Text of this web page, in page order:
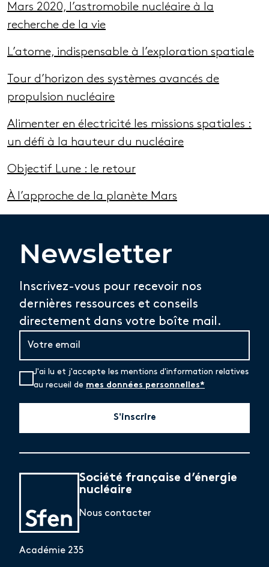
Mars 2020, l’astromobile nucléaire à la
recherche de la vie
L’atome, indispensable à l’exploration spatiale
Tour d’horizon des systèmes avancés de
propulsion nucléaire
Alimenter en électricité les missions spatiales :
un défi à la hauteur du nucléaire
Objectif Lune : le retour
À l’approche de la planète Mars
Newsletter
Inscrivez-vous pour recevoir nos
dernières ressources et conseils
directement dans votre boîte mail.
J'ai lu et j'accepte les mentions d'information relatives
au recueil de mes données personnelles*
S'inscrire
Société française d’énergie
nucléaire
Nous contacter
Académie 235